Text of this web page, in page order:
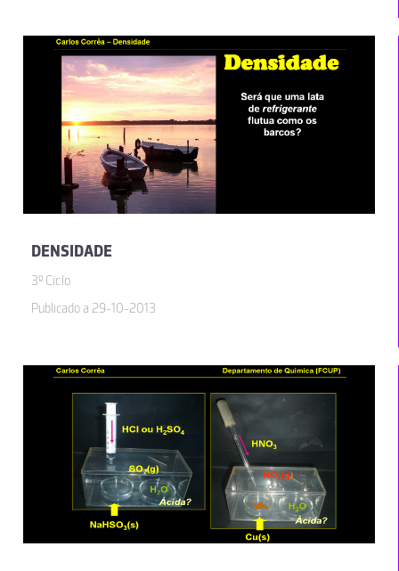
DENSIDADE
3º Ciclo
Publicado a 29-10-2013